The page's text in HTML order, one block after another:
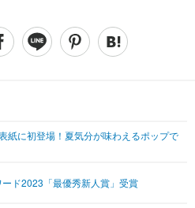
その他
映画・ドラマ
その他
紙に初登場！夏気分が味わえるポップで
ド2023「最優秀新人賞」受賞